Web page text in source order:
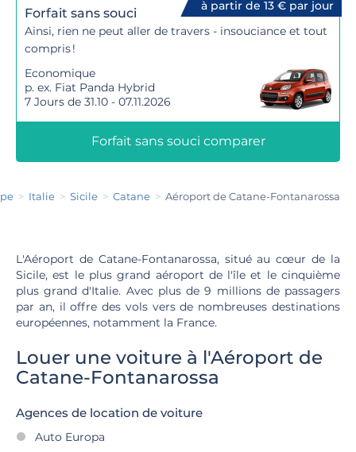
à partir de 13 € par jour
Forfait sans souci
Ainsi, rien ne peut aller de travers - insouciance et tout
compris !
Economique
p. ex. Fiat Panda Hybrid
7 Jours de 31.10 - 07.11.2026
Forfait sans souci comparer
Italie Sicile Catane Aéroport de Catane-Fontanarossa
L'Aéroport de Catane-Fontanarossa, situé au cœur de la
Sicile, est le plus grand aéroport de l'île et le cinquième
plus grand d'Italie. Avec plus de 9 millions de passagers
par an, il offre des vols vers de nombreuses destinations
européennes, notamment la France.
Louer une voiture à l'Aéroport de
Catane-Fontanarossa
Agences de location de voiture
Auto Europa